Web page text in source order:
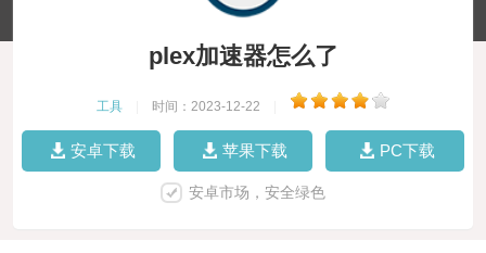
plex加速器怎么了
工具 时间：2023-12-22
安卓下载 苹果下载 PC下载
安卓市场，安全绿色